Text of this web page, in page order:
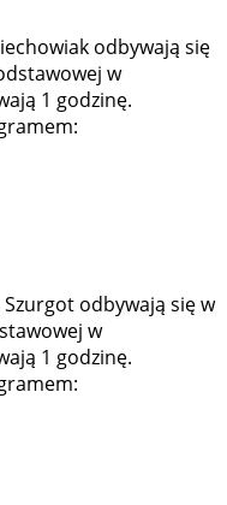
odbywają się
w
1 godzinę.
odbywają się w
w
1 godzinę.